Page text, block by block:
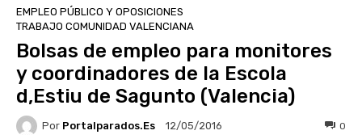
EMPLEO PÚBLICO Y OPOSICIONES
TRABAJO COMUNIDAD VALENCIANA
Bolsas de empleo para monitores
y coordinadores de la Escola
d,Estiu de Sagunto (Valencia)
Por Portalparados.es 12/05/2016 0